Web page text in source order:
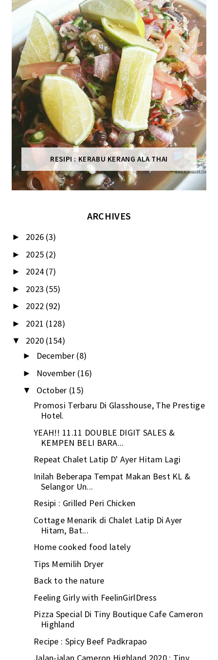
RESIPI : KERABU KERANG ALA THAI
ARCHIVES
► 2026 (3)
► 2025 (2)
► 2024 (7)
► 2023 (55)
► 2022 (92)
► 2021 (128)
▼ 2020 (154)
► December (8)
► November (16)
▼ October (15)
Promosi Terbaru Di Glasshouse, The Prestige
Hotel.
YEAH!! 11.11 DOUBLE DIGIT SALES &
KEMPEN BELI BARA...
Repeat Chalet Latip D' Ayer Hitam Lagi
Inilah Beberapa Tempat Makan Best KL &
Selangor Un...
Resipi : Grilled Peri Chicken
Cottage Menarik di Chalet Latip Di Ayer
Hitam, Bat...
Home cooked food lately
Tips Memilih Dryer
Back to the nature
Feeling Girly with FeelinGirlDress
Pizza Special Di Tiny Boutique Cafe Cameron
Highland
Recipe : Spicy Beef Padkrapao